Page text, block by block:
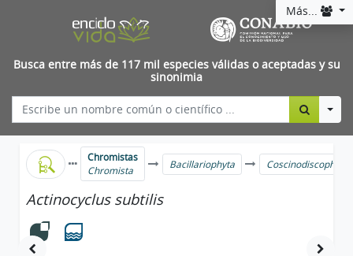
Más...
Busca entre más de 117 mil especies válidas o aceptadas y su
sinonimia
Chromistas
Chromista
Bacillariophyta
Actinocyclus subtilis